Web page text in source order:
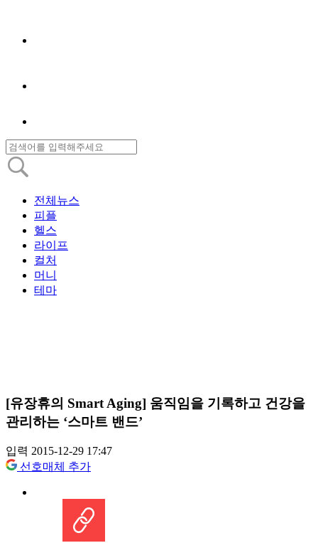
전체뉴스
피플
헬스
라이프
컬처
머니
테마
[유장휴의 Smart Aging] 움직임을 기록하고 건강을
관리하는 ‘스마트 밴드’
입력 2015-12-29 17:47
선호매체 추가